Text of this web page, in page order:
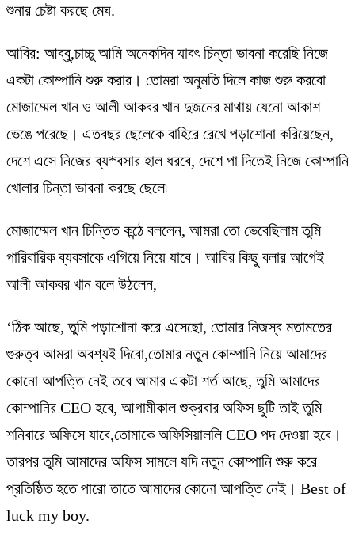
শুনার চেষ্টা করছে মেঘ.
আবির: আব্বু,চাচ্চু আমি অনেকদিন যাবৎ চিন্তা ভাবনা করেছি নিজে
একটা কোম্পানি শুরু করার। তোমরা অনুমতি দিলে কাজ শুরু করবো
মোজাম্মেল খান ও আলী আকবর খান দুজনের মাথায় যেনো আকাশ
ভেঙে পরেছে। এতবছর ছেলেকে বাহিরে রেখে পড়াশোনা করিয়েছেন,
দেশে এসে নিজের ব্য*বসার হাল ধরবে, দেশে পা দিতেই নিজে কোম্পানি
খোলার চিন্তা ভাবনা করছে ছেলে৷
মোজাম্মেল খান চিন্তিত কন্ঠে বললেন, আমরা তো ভেবেছিলাম তুমি
পারিবারিক ব্যবসাকে এগিয়ে নিয়ে যাবে। আবির কিছু বলার আগেই
আলী আকবর খান বলে উঠলেন,
‘ঠিক আছে, তুমি পড়াশোনা করে এসেছো, তোমার নিজস্ব মতামতের
গুরুত্ব আমরা অবশ্যই দিবো,তোমার নতুন কোম্পানি নিয়ে আমাদের
কোনো আপত্তি নেই তবে আমার একটা শর্ত আছে, তুমি আমাদের
কোম্পানির CEO হবে, আগামীকাল শুক্রবার অফিস ছুটি তাই তুমি
শনিবারে অফিসে যাবে,তোমাকে অফিসিয়াললি CEO পদ দেওয়া হবে।
তারপর তুমি আমাদের অফিস সামলে যদি নতুন কোম্পানি শুরু করে
প্রতিষ্ঠিত হতে পারো তাতে আমাদের কোনো আপত্তি নেই। Best of
luck my boy.